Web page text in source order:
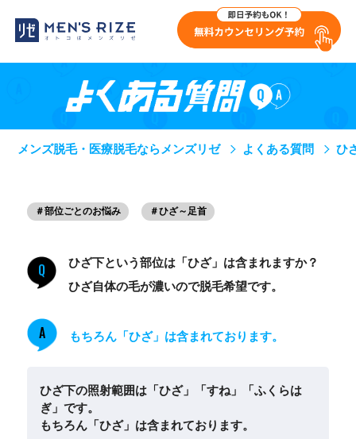
メンズ脱毛・医療脱毛ならメンズリゼ よくある質問 ひ
＃部位ごとのお悩み ＃ひざ～足首
Q
ひざ下という部位は「ひざ」は含まれますか？
ひざ自体の毛が濃いので脱毛希望です。
A もちろん「ひざ」は含まれております。
ひざ下の照射範囲は「ひざ」「すね」「ふくらは
ぎ」です。
もちろん「ひざ」は含まれております。